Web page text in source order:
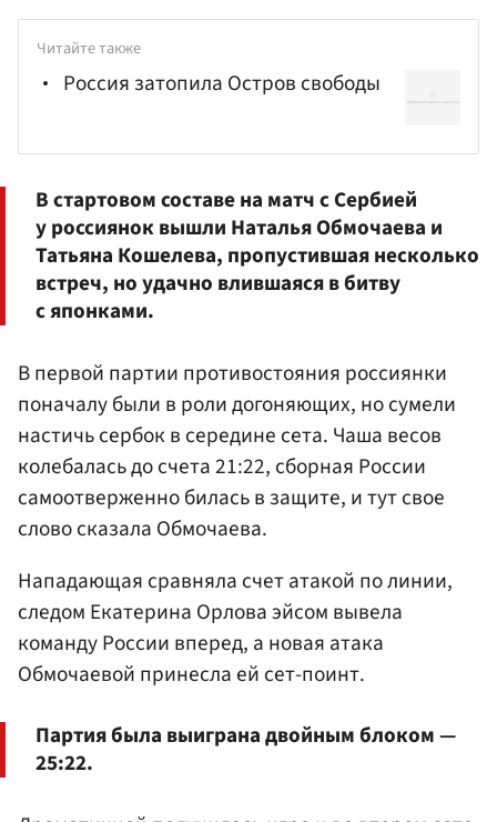
Читайте также
Россия затопила Остров свободы
В стартовом составе на матч с Сербией
у россиянок вышли Наталья Обмочаева и
Татьяна Кошелева, пропустившая несколько
встреч, но удачно влившаяся в битву
с японками.
В первой партии противостояния россиянки
поначалу были в роли догоняющих, но сумели
настичь сербок в середине сета. Чаша весов
колебалась до счета 21:22, сборная России
самоотверженно билась в защите, и тут свое
слово сказала Обмочаева.
Нападающая сравняла счет атакой по линии,
следом Екатерина Орлова эйсом вывела
команду России вперед, а новая атака
Обмочаевой принесла ей сет-поинт.
Партия была выиграна двойным блоком —
25:22.